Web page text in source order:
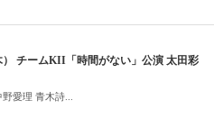
） チームKII「時間がない」公演 太田彩
愛理 青木詩...